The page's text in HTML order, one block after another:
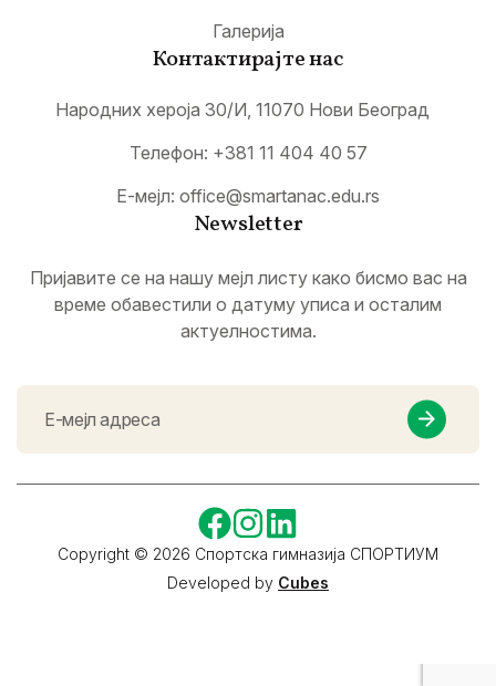
Галерија
Контактирајте нас
Народних хероја 30/И, 11070 Нови Београд
Телефон: +381 11 404 40 57
Е-мејл: office@smartanac.edu.rs
Newsletter
Пријавите се на нашу мејл листу како бисмо вас на
време обавестили о датуму уписа и осталим
актуелностима.
Copyright © 2026 Спортска гимназија СПОРТИУМ
Developed by Cubes